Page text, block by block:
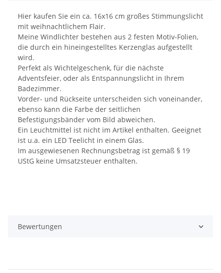
Hier kaufen Sie ein ca. 16x16 cm großes Stimmungslicht
mit weihnachtlichem Flair.
Meine Windlichter bestehen aus 2 festen Motiv-Folien,
die durch ein hineingestelltes Kerzenglas aufgestellt
wird.
Perfekt als Wichtelgeschenk, für die nächste
Adventsfeier, oder als Entspannungslicht in Ihrem
Badezimmer.
Vorder- und Rückseite unterscheiden sich voneinander,
ebenso kann die Farbe der seitlichen
Befestigungsbänder vom Bild abweichen.
Ein Leuchtmittel ist nicht im Artikel enthalten. Geeignet
ist u.a. ein LED Teelicht in einem Glas.
Im ausgewiesenen Rechnungsbetrag ist gemäß § 19
UStG keine Umsatzsteuer enthalten.
Bewertungen